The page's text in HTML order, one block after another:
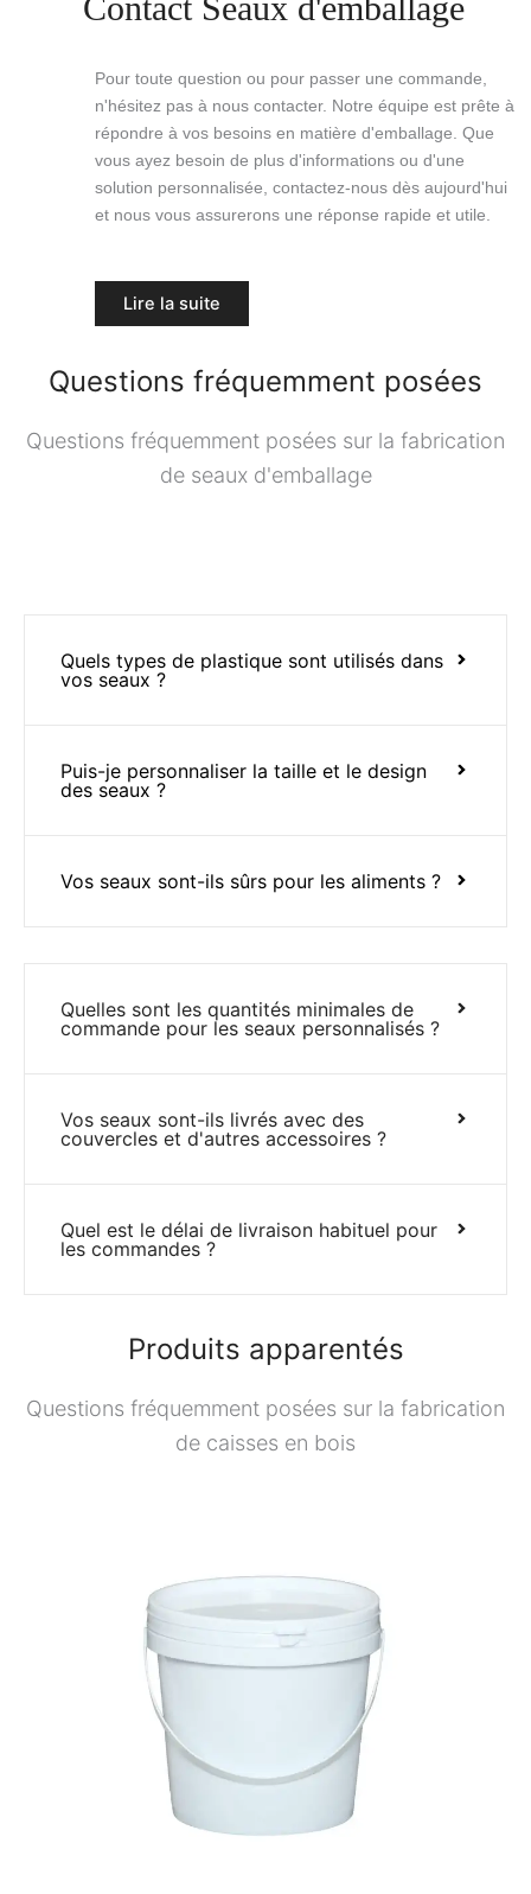
Pour toute question ou pour passer une commande,
n'hésitez pas à nous contacter. Notre équipe est prête à
répondre à vos besoins en matière d'emballage. Que
vous ayez besoin de plus d'informations ou d'une
solution personnalisée, contactez-nous dès aujourd'hui
et nous vous assurerons une réponse rapide et utile.
Lire la suite
Questions fréquemment posées
Questions fréquemment posées sur la fabrication
de seaux d'emballage
Quels types de plastique sont utilisés dans
vos seaux ?
Puis-je personnaliser la taille et le design
des seaux ?
Vos seaux sont-ils sûrs pour les aliments ?
Quelles sont les quantités minimales de
commande pour les seaux personnalisés ?
Vos seaux sont-ils livrés avec des
couvercles et d'autres accessoires ?
Quel est le délai de livraison habituel pour
les commandes ?
Produits apparentés
Questions fréquemment posées sur la fabrication
de caisses en bois